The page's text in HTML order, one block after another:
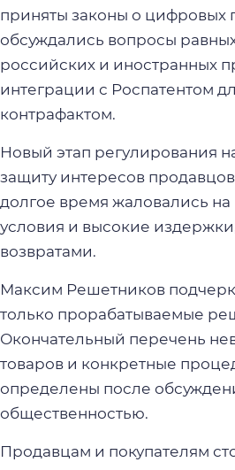
приняты законы о цифровых
обсуждались вопросы
российских и иностранных
интеграции с Роспатентом
контрафактом.
Новый этап регулирования
защиту интересов
долгое время жаловались
условия и высокие
возвратами.
Максим Решетников
только прорабатываемые
Окончательный перечень
товаров и конкретные
определены после
общественностью.
Продавцам и покупателям